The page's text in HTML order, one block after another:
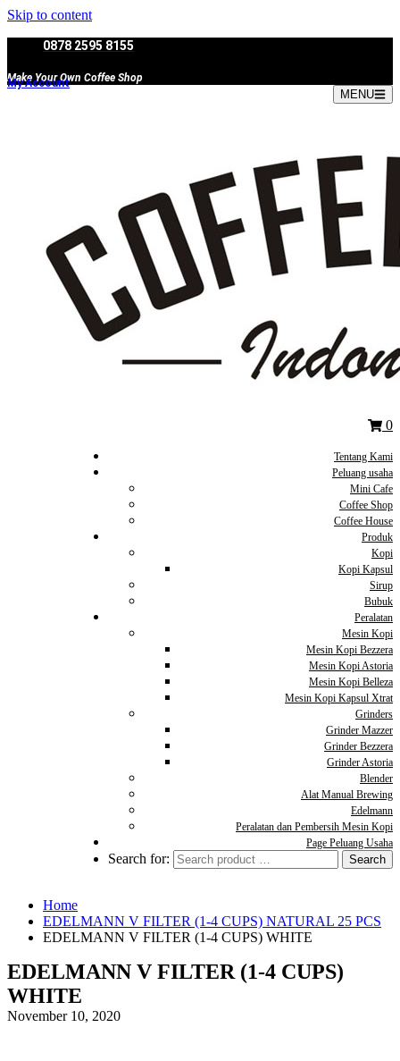
Skip to content
0878 2595 8155
Make Your Own Coffee Shop
My Account
MENU
0
Tentang Kami
Peluang usaha
Mini Cafe
Coffee Shop
Coffee House
Produk
Kopi
Kopi Kapsul
Sirup
Bubuk
Peralatan
Mesin Kopi
Mesin Kopi Bezzera
Mesin Kopi Astoria
Mesin Kopi Belleza
Mesin Kopi Kapsul Xtrat
Grinders
Grinder Mazzer
Grinder Bezzera
Grinder Astoria
Blender
Alat Manual Brewing
Edelmann
Peralatan dan Pembersih Mesin Kopi
Page Peluang Usaha
Search for:
Home
EDELMANN V FILTER (1-4 CUPS) NATURAL 25 PCS
EDELMANN V FILTER (1-4 CUPS) WHITE
EDELMANN V FILTER (1-4 CUPS)
WHITE
November 10, 2020